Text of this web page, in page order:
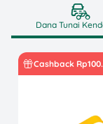
Dana Tunai
Cashback